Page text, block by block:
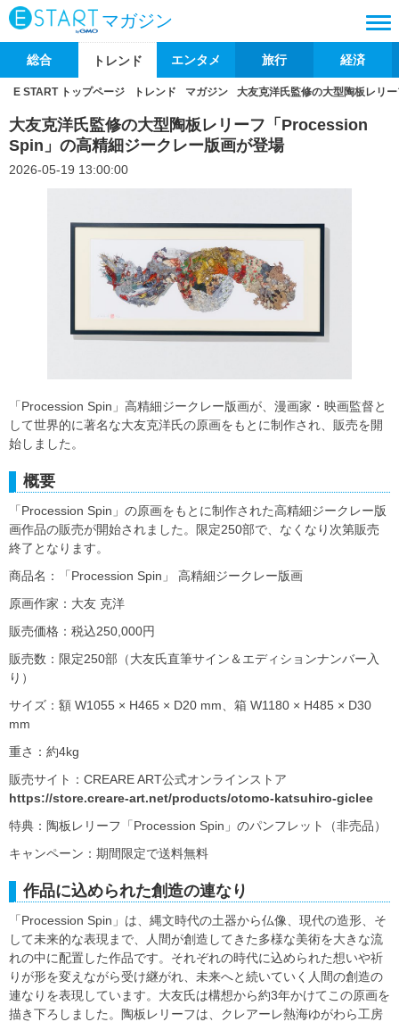
マガジン
総合 トレンド エンタメ 旅行 経済
E START トップページ トレンド マガジン 大友克洋氏監修の大型陶板レリ
大友克洋氏監修の大型陶板レリーフ「Procession
Spin」の高精細ジークレー版画が登場
2026-05-19 13:00:00
「Procession Spin」高精細ジークレー版画が、漫画家・映画監督と
して世界的に著名な大友克洋氏の原画をもとに制作され、販売を開
始しました。
概要
「Procession Spin」の原画をもとに制作された高精細ジークレー版
画作品の販売が開始されました。限定250部で、なくなり次第販売
終了となります。
商品名：「Procession Spin」 高精細ジークレー版画
原画作家：大友 克洋
販売価格：税込250,000円
販売数：限定250部（大友氏直筆サイン＆エディションナンバー入
り）
サイズ：額 W1055 × H465 × D20 mm、箱 W1180 × H485 × D30
mm
重さ：約4kg
販売サイト：CREARE ART公式オンラインストア
https://store.creare-art.net/products/otomo-katsuhiro-giclee
特典：陶板レリーフ「Procession Spin」のパンフレット（非売品）
キャンペーン：期間限定で送料無料
作品に込められた創造の連なり
「Procession Spin」は、縄文時代の土器から仏像、現代の造形、そ
して未来的な表現まで、人間が創造してきた多様な美術を大きな流
れの中に配置した作品です。それぞれの時代に込められた想いや祈
りが形を変えながら受け継がれ、未来へと続いていく人間の創造の
連なりを表現しています。大友氏は構想から約3年かけてこの原画を
描き下ろしました。陶板レリーフは、クレアーレ熱海ゆがわら工房